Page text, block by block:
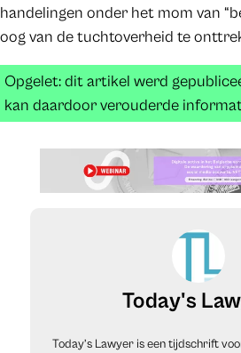
handelingen onder het mom van
oog van de tuchtoverheid te
Opgelet: dit artikel werd
kan daardoor verouderde
Today's
Today’s Lawyer is een tijdschrift